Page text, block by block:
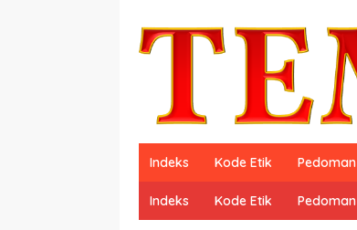
Indeks Kode Etik
Indeks Kode Etik